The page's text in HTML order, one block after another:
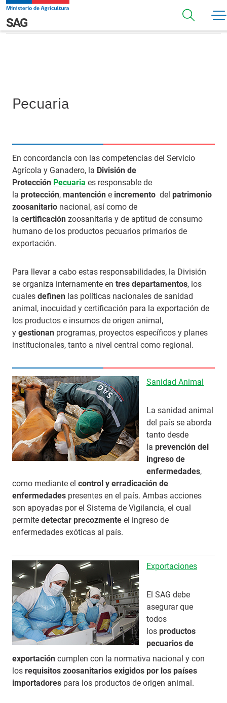
Pasar al contenido principal
Navegación principal
SAG
Pecuaria
Pecuaria
En concordancia con las competencias del Servicio
Agrícola y Ganadero, la División de
Protección Pecuaria es responsable de
la protección, mantención e incremento del patrimonio
zoosanitario nacional, así como de
la certificación zoosanitaria y de aptitud de consumo
humano de los productos pecuarios primarios de
exportación.
Para llevar a cabo estas responsabilidades, la División
se organiza internamente en tres departamentos, los
cuales definen las políticas nacionales de sanidad
animal, inocuidad y certificación para la exportación de
los productos e insumos de origen animal,
y gestionan programas, proyectos específicos y planes
institucionales, tanto a nivel central como regional.
Sanidad Animal
La sanidad animal
del país se aborda
tanto desde
la prevención del
ingreso de
enfermedades,
como mediante el control y erradicación de
enfermedades presentes en el país. Ambas acciones
son apoyadas por el Sistema de Vigilancia, el cual
permite detectar precozmente el ingreso de
enfermedades exóticas al país.
Exportaciones
El SAG debe
asegurar que
todos
los productos
pecuarios de
exportación cumplen con la normativa nacional y con
los requisitos zoosanitarios exigidos por los países
importadores para los productos de origen animal.